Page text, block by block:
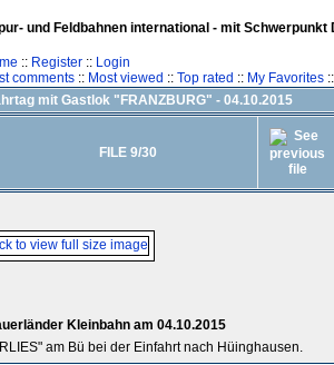
und Feldbahnen international - mit Schwerpunkt
:: Register :: Login
comments:: Most viewed :: Top rated :: My Favorites::
mit Gastlok "FRANZBURG" - 04.10.2015
FILE 9/30
Kleinbahn am 04.10.2015
am Bü bei der Einfahrt nach Hüinghausen.